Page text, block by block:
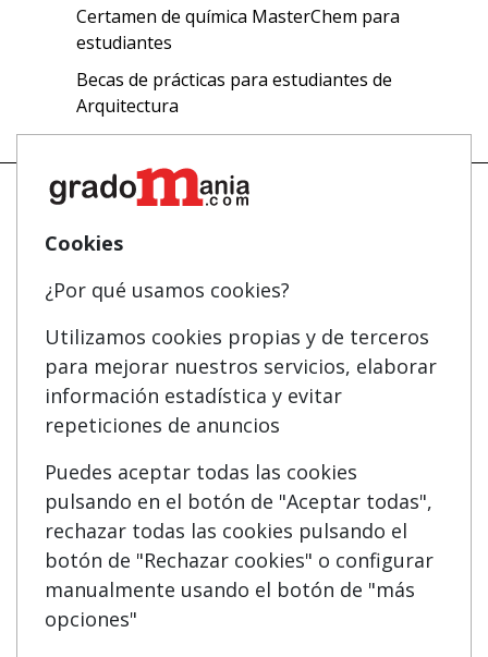
Certamen de química MasterChem para
estudiantes
Becas de prácticas para estudiantes de
Arquitectura
Mapa
Quienes somos
Tarifas publicidad
Acceso Usuarios
Cursos FP
Conferencias
Cursos de Formación
Oposiciones
Contactar
Confidencialidad
Copyleft
SÍGUENOS EN:
Cookies
¿Por qué usamos cookies?
Utilizamos cookies propias y de terceros
para mejorar nuestros servicios, elaborar
información estadística y evitar
repeticiones de anuncios
Puedes aceptar todas las cookies
pulsando en el botón de "Aceptar todas",
rechazar todas las cookies pulsando el
botón de "Rechazar cookies" o configurar
manualmente usando el botón de "más
opciones"